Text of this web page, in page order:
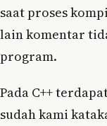
saat proses
lain komentar
program.
Pada C++
sudah kami